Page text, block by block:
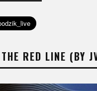
RED LINE (BY